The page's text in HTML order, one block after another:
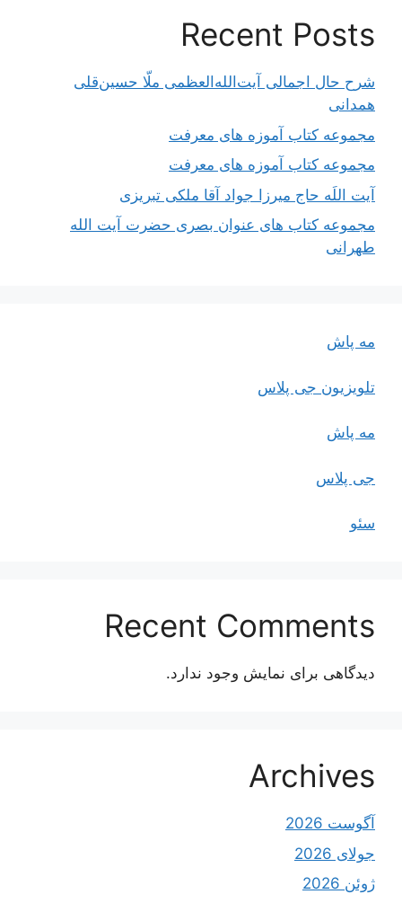
Recent Posts
شرح حال اجمالی آیت‌الله‌العظمی ملّا حسین‌قلی
همدانی
مجموعه کتاب آموزه های معرفت
مجموعه کتاب آموزه های معرفت
آیت اللَه حاج میرزا جواد آقا ملکی تبریزی
مجموعه کتاب های عنوان بصری حضرت آیت الله
طهرانی
مه پاش
تلویزیون جی پلاس
مه پاش
جی پلاس
سئو
Recent Comments
دیدگاهی برای نمایش وجود ندارد.
Archives
آگوست 2026
جولای 2026
ژوئن 2026